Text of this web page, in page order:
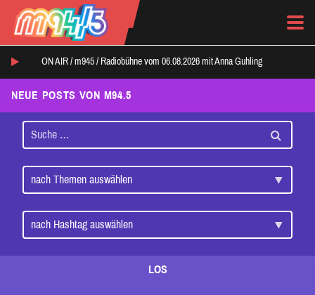
ON AIR / m945 / Radiobühne vom 06.08.2026 mit Anna Guhling
NEUE POSTS VON M94.5
LOS